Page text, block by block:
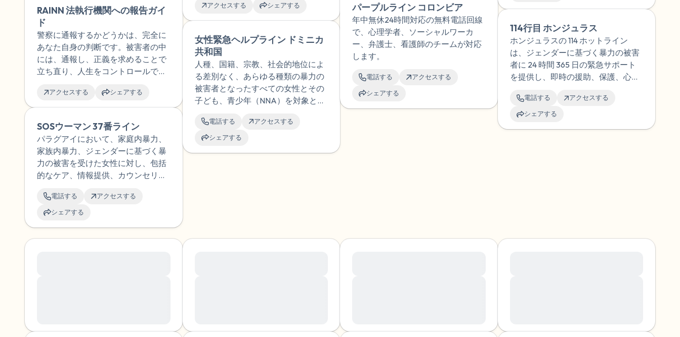
RAINN 法執行機関への報告ガイ
ド
警察に通報するかどうかは、完全に
あなた自身の判断です。被害者の中
には、通報し、正義を求めることで
立ち直り、人生をコントロールでき
通報方法を理解し、経験についてよ
り深く学ぶことで、未知の部分を取
り除き、より万全の準備をすること
ができます。
アクセスする シェアする
SOSウーマン 37番ライン
パラグアイにおいて、家庭内暴力、
家族内暴力、ジェンダーに基づく暴
力の被害を受けた女性に対し、包括
的なケア、情報提供、カウンセリン
の差別を受けた女性に対し、支援と
社会教育的指導を提供する学際的な
電話する
アクセスする
シェアする
サービス、およびリソースを網羅し
た初めての包括的な国際ディレクト
リです。
アクセスする シェアする
女性緊急ヘルプライン ドミニカ
共和国
人種、国籍、宗教、社会的地位によ
る差別なく、あらゆる種類の暴力の
被害者となったすべての女性とその
子ども、青少年（NNA）を対象とし
電話する
アクセスする
シェアする
パープルライン コロンビア
年中無休24時間対応の無料電話回線
で、心理学者、ソーシャルワーカ
ー、弁護士、看護師のチームが対応
します。
電話する
アクセスする
シェアする
114行目 ホンジュラス
ホンジュラスの 114 ホットライン
は、ジェンダーに基づく暴力の被害
者に 24 時間 365 日の緊急サポート
を提供し、即時の援助、保護、心理
紹介を提供します。
電話する
アクセスする
シェアする
et magnis dis parturient montes,
et magnis dis parturient montes,
et magnis dis parturient montes,
et magnis dis parturient montes,